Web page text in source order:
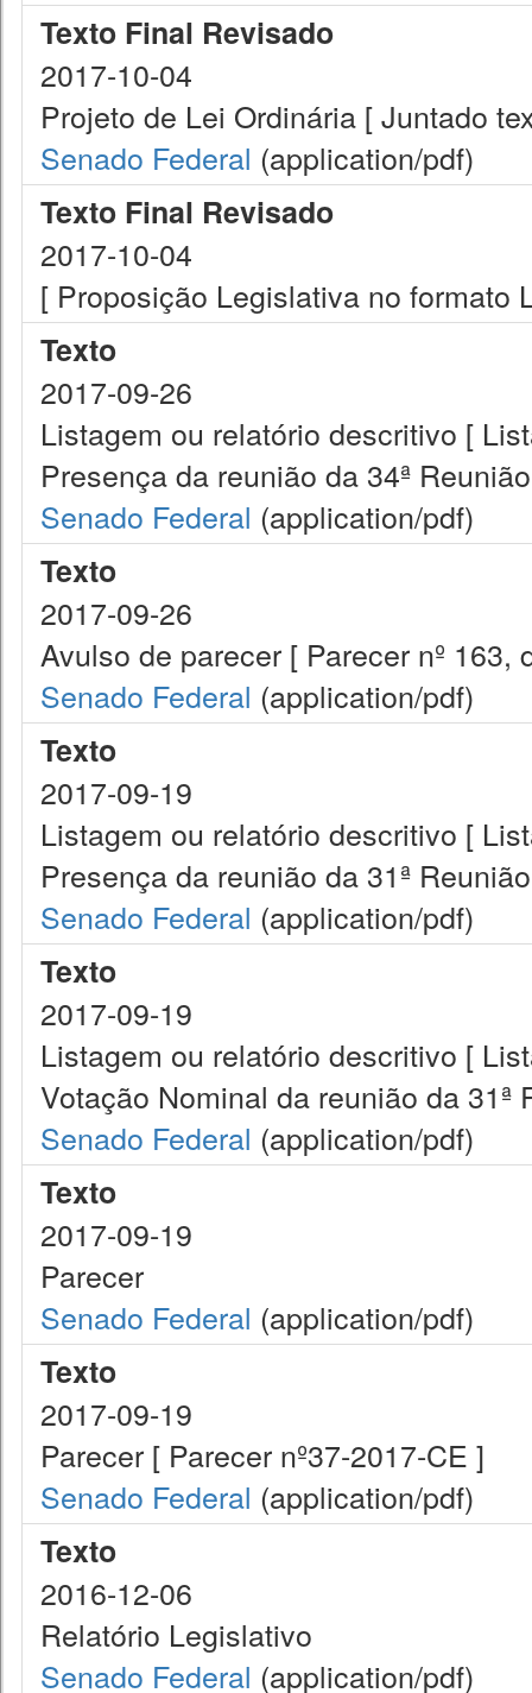
Texto Final Revisado
2017-10-04
Projeto de Lei Ordinária [ Juntado
Senado Federal (application/pdf)
Texto Final Revisado
2017-10-04
[ Proposição Legislativa no formato
Texto
2017-09-26
Listagem ou relatório descritivo [
Presença da reunião da 34ª
Senado Federal (application/pdf)
Texto
2017-09-26
Avulso de parecer [ Parecer nº 163,
Senado Federal (application/pdf)
Texto
2017-09-19
Listagem ou relatório descritivo [
Presença da reunião da 31ª
Senado Federal (application/pdf)
Texto
2017-09-19
Listagem ou relatório descritivo [
Votação Nominal da reunião da 31ª
Senado Federal (application/pdf)
Texto
2017-09-19
Parecer
Senado Federal (application/pdf)
Texto
2017-09-19
Parecer [ Parecer nº37-2017-CE ]
Senado Federal (application/pdf)
Texto
2016-12-06
Relatório Legislativo
Senado Federal (application/pdf)